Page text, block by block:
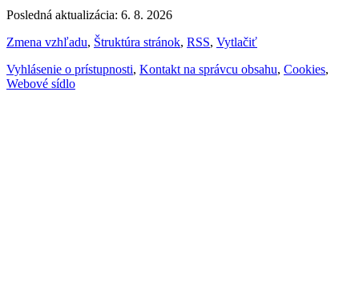
Posledná aktualizácia: 6. 8. 2026
Zmena vzhľadu, Štruktúra stránok, RSS, Vytlačiť
Vyhlásenie o prístupnosti, Kontakt na správcu obsahu, Cookies,
Webové sídlo